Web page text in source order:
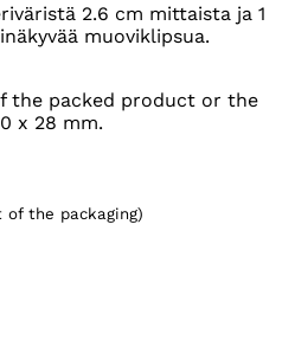
2.6 cm mittaista ja 1
muoviklipsua.
the packed product or the
x 28 mm.
the packaging)